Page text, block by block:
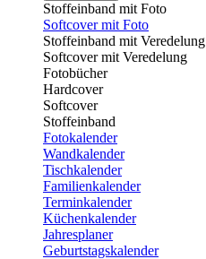
Stoffeinband mit Foto
Softcover mit Foto
Stoffeinband mit Veredelung
Softcover mit Veredelung
Fotobücher
Hardcover
Softcover
Stoffeinband
Fotokalender
Wandkalender
Tischkalender
Familienkalender
Terminkalender
Küchenkalender
Jahresplaner
Geburtstagskalender